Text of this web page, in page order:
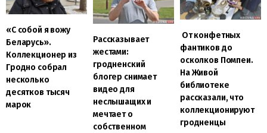
«С собой я вожу
Беларусь».
Коллекционер из
Гродно собрал
несколько
десятков тысяч
марок
Рассказывает
жестами:
гродненский
блогер снимает
видео для
неслышащих и
мечтает о
собственном
От конфетных
фантиков до
осколков Помпеи.
На Живой
библиотеке
рассказали, что
коллекционируют
гродненцы